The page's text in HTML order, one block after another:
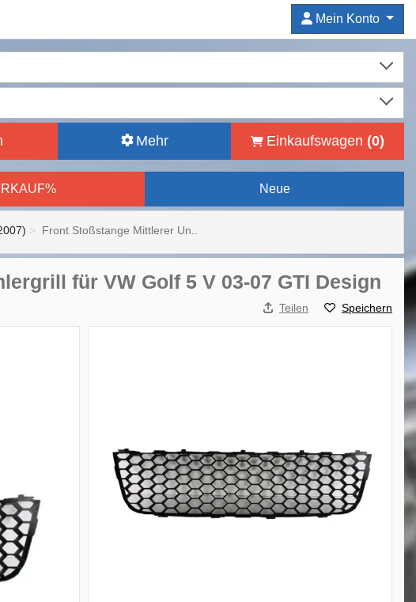
Mein Konto
Mehr Einkaufswagen (0)
Neue
Front Stoßstange Mittlerer Un..
für VW Golf 5 V 03-07 GTI Design
Teilen Speichern